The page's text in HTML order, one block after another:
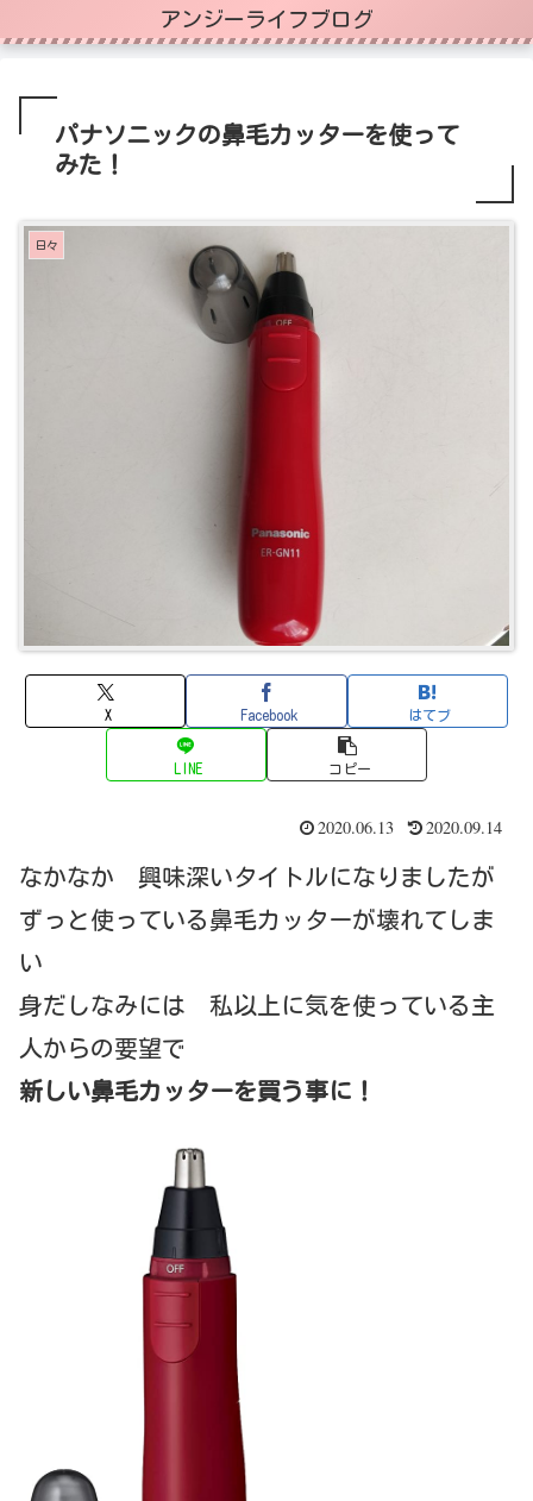
アンジーライフブログ
パナソニックの鼻毛カッターを使って
みた！
日々
X Facebook はてブ
LINE コピー
2020.06.13 2020.09.14
なかなか 興味深いタイトルになりましたが
ずっと使っている鼻毛カッターが壊れてしま
い
身だしなみには 私以上に気を使っている主
人からの要望で
新しい鼻毛カッターを買う事に！